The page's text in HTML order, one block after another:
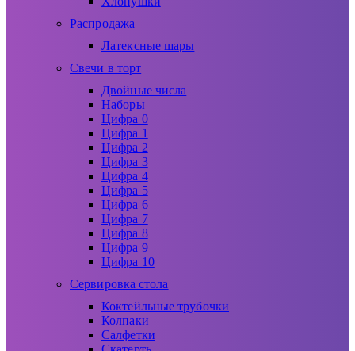
Распродажа
Латексные шары
Свечи в торт
Двойные числа
Наборы
Цифра 0
Цифра 1
Цифра 2
Цифра 3
Цифра 4
Цифра 5
Цифра 6
Цифра 7
Цифра 8
Цифра 9
Цифра 10
Сервировка стола
Коктейльные трубочки
Колпаки
Салфетки